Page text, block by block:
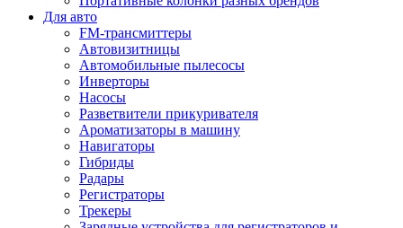
Для авто
FM-трансмиттеры
Автовизитницы
Автомобильные пылесосы
Инверторы
Насосы
Разветвители прикуривателя
Ароматизаторы в машину
Навигаторы
Гибриды
Радары
Регистраторы
Трекеры